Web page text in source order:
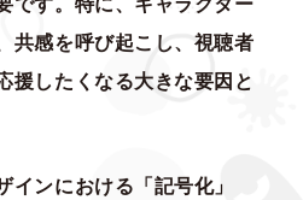
共感を呼び起こし、視聴者
援したくなる大きな要因と
インにおける「記号化」